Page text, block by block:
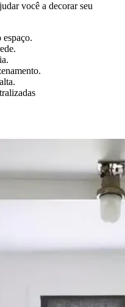
você a decorar seu